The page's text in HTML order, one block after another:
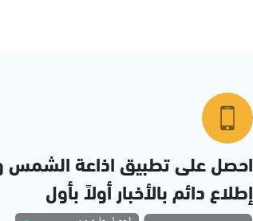
احصل على تطبيق اذاعة
إطلاع دائم بالأخبار أولاً بأول